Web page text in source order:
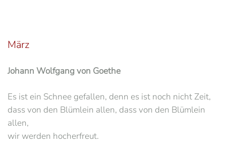
März
Johann Wolfgang von Goethe
Es ist ein Schnee gefallen, denn es ist noch nicht Zeit,
dass von den Blümlein allen, dass von den Blümlein
allen,
wir werden hocherfreut.